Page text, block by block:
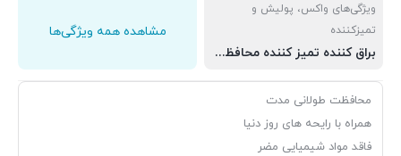
ویژگی‌های واکس، پولیش و
تمیزکننده
براق کننده تمیز کننده محافظت کننده پولیش کاری
مشاهده همه ویژگی‌ها
محافظت طولانی مدت
همراه با رایحه های روز دنیا
فاقد مواد شیمیایی مضر